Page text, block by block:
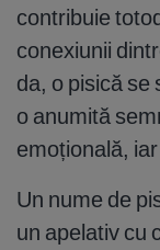
contribuie
conexiunii
da, o pisică se
o anumită
emoțională,
Un nume de
un apelativ cu